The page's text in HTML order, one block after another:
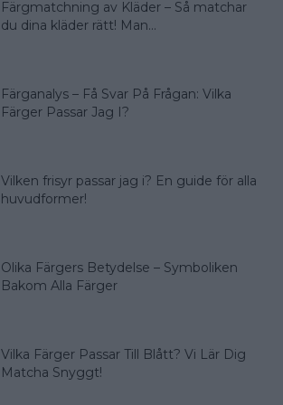
Färgmatchning av Kläder – Så matchar
du dina kläder rätt! Man...
Färganalys – Få Svar På Frågan: Vilka
Färger Passar Jag I?
Vilken frisyr passar jag i? En guide för alla
huvudformer!
Olika Färgers Betydelse – Symboliken
Bakom Alla Färger
Vilka Färger Passar Till Blått? Vi Lär Dig
Matcha Snyggt!